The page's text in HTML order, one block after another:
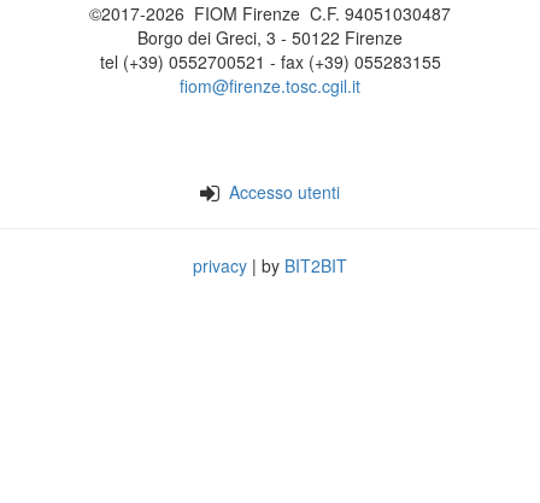
©2017-2026 FIOM Firenze C.F. 94051030487
Borgo dei Greci, 3 - 50122 Firenze
tel (+39) 0552700521 - fax (+39) 055283155
fiom@firenze.tosc.cgil.it
Accesso utenti
privacy | by BIT2BIT